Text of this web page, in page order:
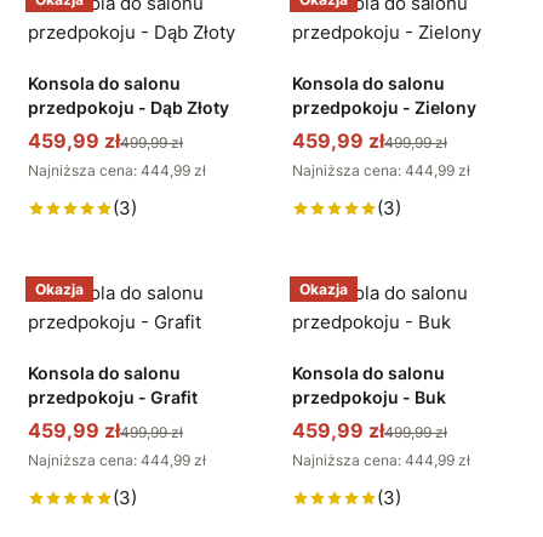
Konsola do salonu
przedpokoju - Dąb Złoty
459,99 zł499,99 zł
Najniższa cena: 444,99 zł
(3)
Konsola do salonu
przedpokoju - Zielony
459,99 zł499,99 zł
Najniższa cena: 444,99 zł
(3)
Okazja
Konsola do salonu
przedpokoju - Grafit
459,99 zł499,99 zł
Najniższa cena: 444,99 zł
(3)
Okazja
Konsola do salonu
przedpokoju - Buk
459,99 zł499,99 zł
Najniższa cena: 444,99 zł
(3)